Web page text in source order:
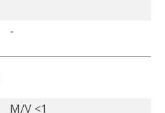
-
M/V <1